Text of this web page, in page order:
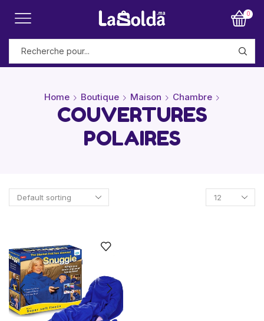
0
Home Boutique Maison Chambre
COUVERTURES
POLAIRES